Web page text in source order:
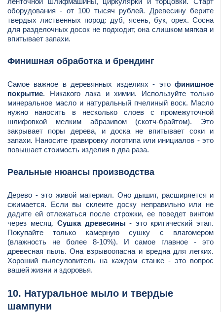
оборудования - от 100 тысяч рублей. Древесину берите
твердых лиственных пород: дуб, ясень, бук, орех. Сосна
для разделочных досок не подходит, она слишком мягкая и
впитывает запахи.
Финишная обработка и брендинг
Самое важное в деревянных изделиях - это финишное
покрытие. Никакого лака и химии. Используйте только
минеральное масло и натуральный пчелиный воск. Масло
нужно наносить в несколько слоев с промежуточной
шлифовкой мелким абразивом (скотч-брайтом). Это
закрывает поры дерева, и доска не впитывает соки и
запахи. Наносите гравировку логотипа или инициалов - это
повышает стоимость изделия в два раза.
Реальные нюансы производства
Дерево - это живой материал. Оно дышит, расширяется и
сжимается. Если вы склеите доску неправильно или не
дадите ей отлежаться после строжки, ее поведет винтом
через месяц.Сушка древесины - это критический этап.
Покупайте только камерную сушку с влагомером
(влажность не более 8-10%). И самое главное - это
древесная пыль. Она взрывоопасна и вредна для легких.
Хороший пылеуловитель на каждом станке - это вопрос
вашей жизни и здоровья.
10. Натуральное мыло и твердые
шампуни